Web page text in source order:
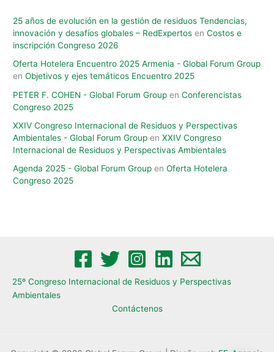
25 años de evolución en la gestión de residuos Tendencias,
innovación y desafíos globales – RedExpertos enCostos e
inscripción Congreso 2026
Oferta Hotelera Encuentro 2025 Armenia - Global Forum Group
enObjetivos y ejes temáticos Encuentro 2025
PETER F. COHEN - Global Forum Group enConferencistas
Congreso 2025
XXIV Congreso Internacional de Residuos y Perspectivas
Ambientales​ - Global Forum Group enXXIV Congreso
Internacional de Residuos y Perspectivas Ambientales​
Agenda 2025 - Global Forum Group enOferta Hotelera
Congreso 2025
25º Congreso Internacional de Residuos y Perspectivas
Ambientales​
Contáctenos